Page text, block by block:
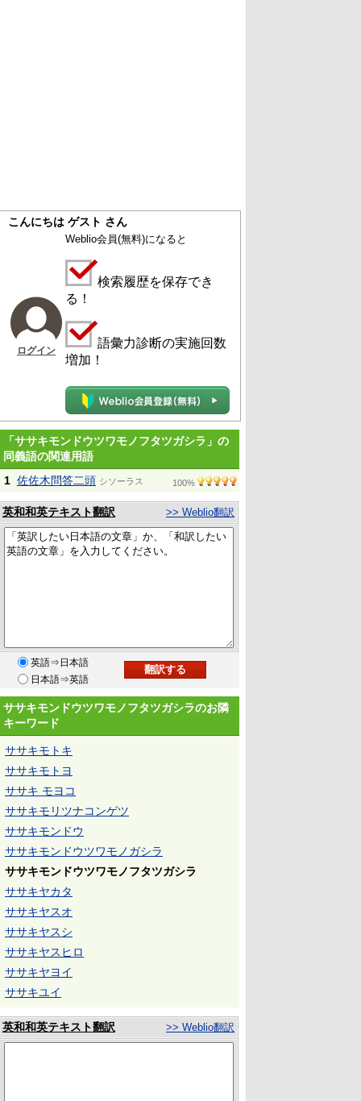
こんにちは ゲスト さん
ログイン
Weblio会員(無料)になると
検索履歴を保存でき
る！
語彙力診断の実施回数
増加！
「ササキモンドウツワモノフタツガシラ」の
同義語の関連用語
1 佐佐木問答二頭 シソーラス 100%
英和和英テキスト翻訳 >> Weblio翻訳
英語⇒日本語
日本語⇒英語
ササキモンドウツワモノフタツガシラのお隣
キーワード
ササキモトキ
ササキモトヨ
ササキ モヨコ
ササキモリツナコンゲツ
ササキモンドウ
ササキモンドウツワモノガシラ
ササキモンドウツワモノフタツガシラ
ササキヤカタ
ササキヤスオ
ササキヤスシ
ササキヤスヒロ
ササキヤヨイ
ササキユイ
英和和英テキスト翻訳 >> Weblio翻訳